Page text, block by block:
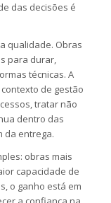
das decisões é
qualidade. Obras
para durar,
técnicas. A
de gestão
tratar não
dentro das
da entrega.
obras mais
capacidade de
o ganho está em